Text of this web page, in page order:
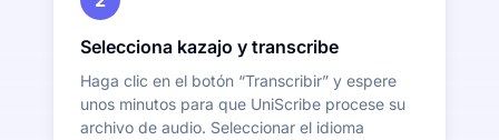
Selecciona kazajo y transcribe
Haga clic en el botón “Transcribir” y espere
unos minutos para que UniScribe procese su
archivo de audio. Seleccionar el idioma